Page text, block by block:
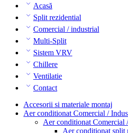
Acasă
Split rezidential
Comercial / industrial
Multi-Split
Sistem VRV
Chillere
Ventilatie
Contact
Accesorii si materiale montaj
Aer conditionat Comercial /
Aer conditionat Comercial
Aer conditionat split